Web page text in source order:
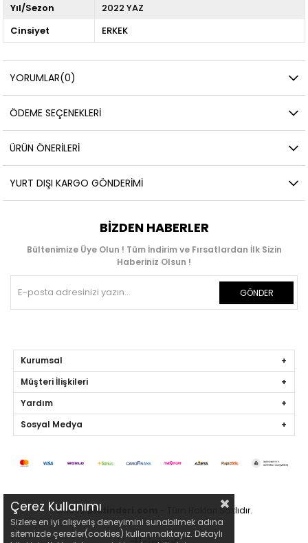
Yıl/Sezon
2022 YAZ
Cinsiyet
ERKEK
YORUMLAR(0)
ÖDEME SEÇENEKLERI
ÜRÜN ÖNERILERI
YURT DIŞI KARGO GÖNDERIMI
BIZDEN HABERLER
Bültenimize Üye Olun ! Tüm İndirim ve Fırsatlardan İlk Sizin
Haberiniz Olsun !
GÖNDER
Kurumsal
Müşteri İlişkileri
Yardım
Sosyal Medya
© 1955platinderi.com - Tüm Hakları Saklıdır.
Çerez Kullanımı
Sizlere en iyi alışveriş deneyimini sunabilmek adına
sitemizde çerezler(cookies) kullanmaktayız. Detaylı